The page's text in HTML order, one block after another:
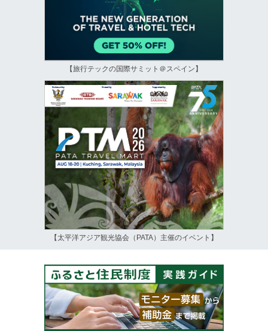
【旅行テックの国際サミット＠スペイン】
【太平洋アジア観光協会（PATA）主催のイベント】